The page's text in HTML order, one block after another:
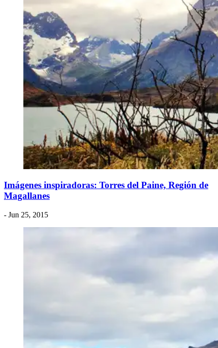
Imágenes inspiradoras: Torres del Paine, Región de
Magallanes
- Jun 25, 2015